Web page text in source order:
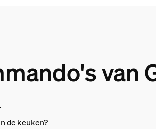
van
de keuken?